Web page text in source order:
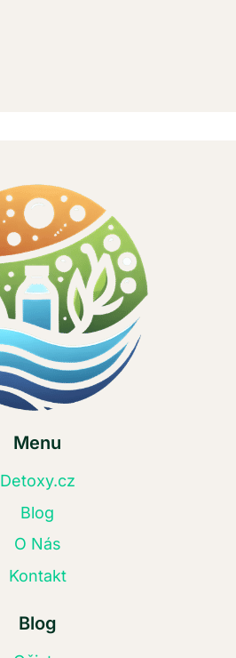
Menu
Detoxy.cz
Blog
O Nás
Kontakt
Blog